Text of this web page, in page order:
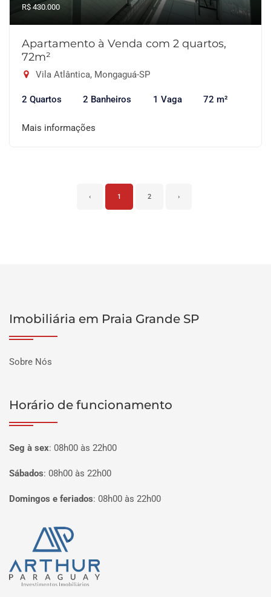
R$ 430.000
Apartamento à Venda com 2 quartos,
72m²
Vila Atlântica, Mongaguá-SP
2 Quartos 2 Banheiros 1 Vaga 72 m²
Mais informações
‹ 1 2 ›
Imobiliária em Praia Grande SP
Sobre Nós
Horário de funcionamento
Seg à sex: 08h00 às 22h00
Sábados: 08h00 às 22h00
Domingos e feriados: 08h00 às 22h00
Página inicial